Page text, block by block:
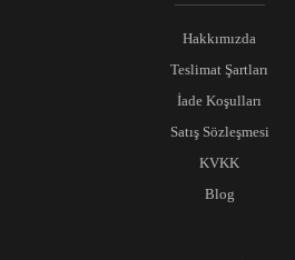
Hakkımızda
Teslimat Şartları
İade Koşulları
Satış Sözleşmesi
KVKK
Blog